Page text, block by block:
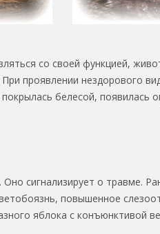
со своей функцией,
проявлении нездорового
белесой, появилась
сигнализирует о травме.
повышенное
яблока с конъюнктивой